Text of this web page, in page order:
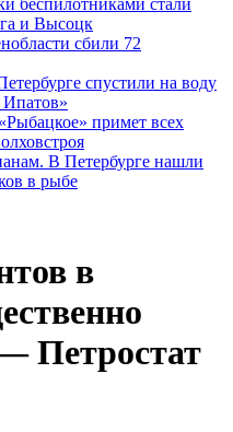
беспилотниками стали
и Высоцк
сбили 72
спустили на воду
Ипатов»
примет всех
В Петербурге нашли
в рыбе
в
Петростат